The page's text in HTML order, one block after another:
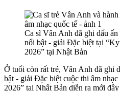
Ca sĩ Vân Anh đã ghi dấu
nổi bật - giải Đặc biệt tại
2026” tại Nhật Bản
Ở tuổi còn rất trẻ, Vân Anh đã ghi
bật - giải Đặc biệt cuộc thi âm
2026” tại Nhật Bản diễn ra mới